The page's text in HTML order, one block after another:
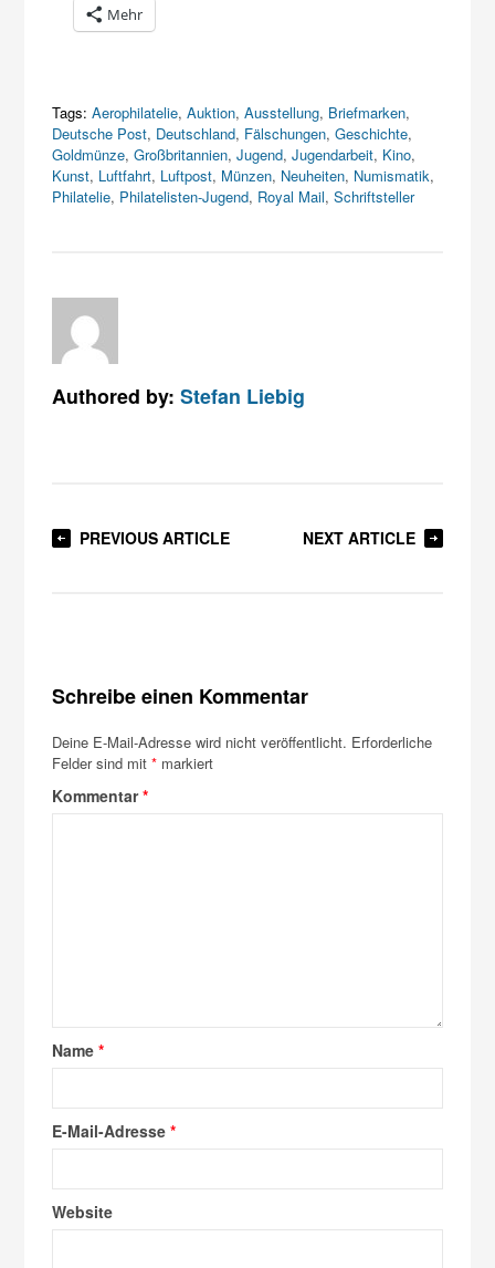
Mehr
Tags: Aerophilatelie,Auktion,Ausstellung, Briefmarken,
Deutsche Post, Deutschland, Fälschungen,Geschichte,
Goldmünze,Großbritannien,Jugend,Jugendarbeit, Kino,
Kunst, Luftfahrt, Luftpost, Münzen, Neuheiten, Numismatik,
Philatelie, Philatelisten-Jugend, Royal Mail,Schriftsteller
Authored by:Stefan Liebig
PREVIOUS ARTICLE NEXT ARTICLE
Schreibe einen Kommentar
Deine E-Mail-Adresse wird nicht veröffentlicht. Erforderliche
Felder sind mit* markiert
Kommentar*
Name*
E-Mail-Adresse*
Website